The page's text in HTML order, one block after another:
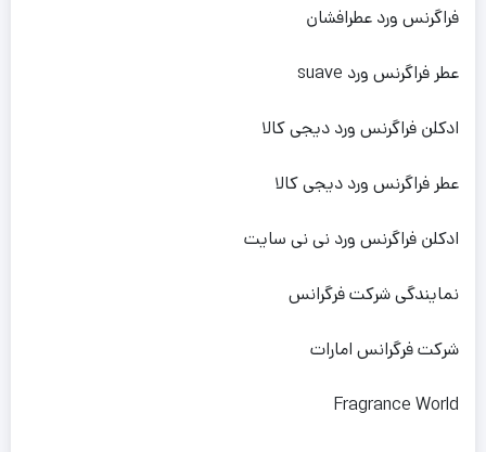
فراگرنس ورد عطرافشان
عطر فراگرنس ورد suave
ادکلن فراگرنس ورد دیجی کالا
عطر فراگرنس ورد دیجی کالا
ادکلن فراگرنس ورد نی نی سایت
نمایندگی شرکت فرگرانس
شرکت فرگرانس امارات
Fragrance World